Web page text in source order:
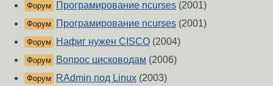
Форум Програмирование ncurses (2001)
Форум Програмирование ncurses (2001)
Форум Нафиг нужен CISCO (2004)
Форум Вопрос цисководам (2006)
Форум RAdmin под Linux (2003)